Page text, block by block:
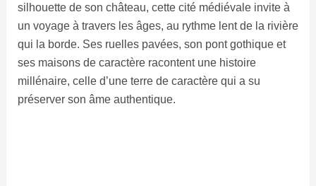
silhouette de son château, cette cité médiévale invite à
un voyage à travers les âges, au rythme lent de la rivière
qui la borde. Ses ruelles pavées, son pont gothique et
ses maisons de caractère racontent une histoire
millénaire, celle d’une terre de caractère qui a su
préserver son âme authentique.